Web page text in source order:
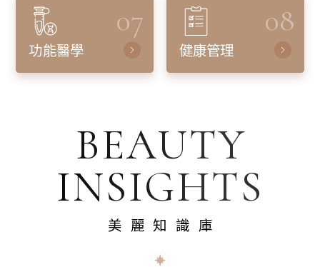
07
功能醫學
08
健康管理
BEAUTY
INSIGHTS
美麗知識庫